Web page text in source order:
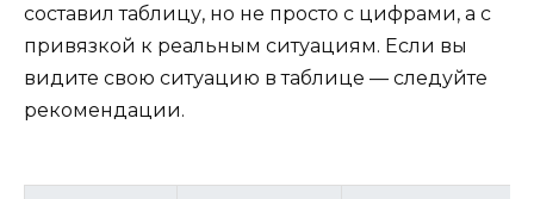
составил таблицу, но не просто с цифрами, а с
привязкой к реальным ситуациям. Если вы
видите свою ситуацию в таблице — следуйте
рекомендации.